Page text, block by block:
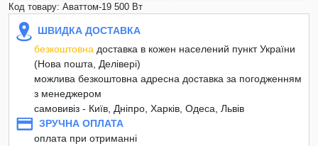
Код товару: Аваттом-19 500 Вт
ШВИДКА ДОСТАВКА
безкоштовна доставка в кожен населений пункт України
(Нова пошта, Делівері)
можлива безкоштовна адресна доставка за погодженням
з менеджером
самовивіз - Київ, Дніпро, Харків, Одеса, Львів
ЗРУЧНА ОПЛАТА
оплата при отриманні